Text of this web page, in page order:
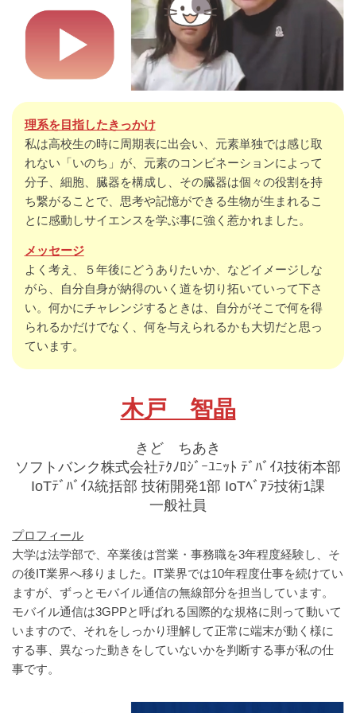
理系を目指したきっかけ
私は高校生の時に周期表に出会い、元素単独では感じ取
れない「いのち」が、元素のコンビネーションによって
分子、細胞、臓器を構成し、その臓器は個々の役割を持
ち繋がることで、思考や記憶ができる生物が生まれるこ
とに感動しサイエンスを学ぶ事に強く惹かれました。
メッセージ
よく考え、５年後にどうありたいか、などイメージしな
がら、自分自身が納得のいく道を切り拓いていって下さ
い。何かにチャレンジするときは、自分がそこで何を得
られるかだけでなく、何を与えられるかも大切だと思っ
ています。
木戸 智晶
きど ちあき
ソフトバンク株式会社ﾃｸﾉﾛｼﾞｰﾕﾆｯﾄ ﾃﾞﾊﾞｲｽ技術本部
IoTﾃﾞﾊﾞｲｽ統括部 技術開発1部 IoTﾍﾞｱﾗ技術1課
一般社員
プロフィール
大学は法学部で、卒業後は営業・事務職を3年程度経験し、そ
の後IT業界へ移りました。IT業界では10年程度仕事を続けてい
ますが、ずっとモバイル通信の無線部分を担当しています。
モバイル通信は3GPPと呼ばれる国際的な規格に則って動いて
いますので、それをしっかり理解して正常に端末が動く様に
する事、異なった動きをしていないかを判断する事が私の仕
事です。